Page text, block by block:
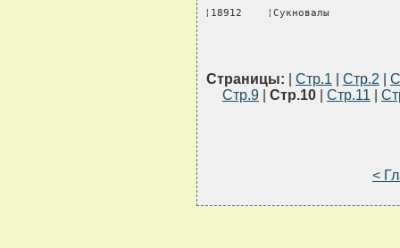
¦18912    ¦Сукновалы
Страницы: Стр.1 Стр.2
Стр.9
Стр.10 Стр.11
<